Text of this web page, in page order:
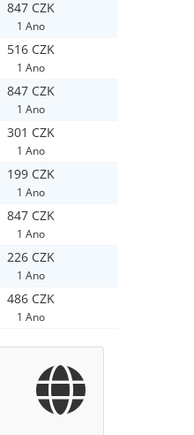
847 CZK
1 Ano
516 CZK
1 Ano
847 CZK
1 Ano
301 CZK
1 Ano
199 CZK
1 Ano
847 CZK
1 Ano
226 CZK
1 Ano
486 CZK
1 Ano